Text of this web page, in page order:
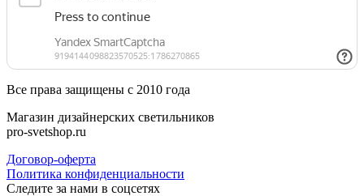
Все права защищены с 2010 года
Магазин дизайнерских светильников
pro-svetshop.ru
Договор-оферта
Политика конфиденциальности
Следите за нами в соцсетях